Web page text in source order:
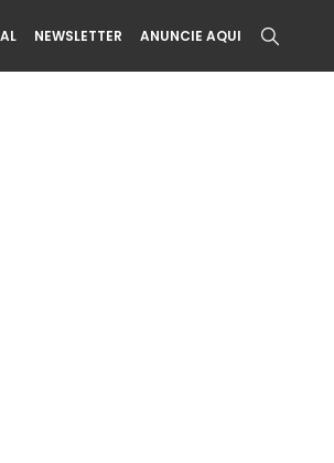
NEWSLETTER ANUNCIE AQUI